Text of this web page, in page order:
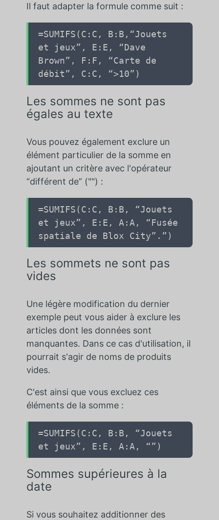
Il faut adapter la formule comme suit :
=SUMIFS(C:C , B:B , “Jouets
et jeux” , E:E ,
“Dave
Brown” , F:F ,
“Carte de
débit” , C:C , “>10” )
Les sommes ne sont pas
égales au texte
Vous pouvez également exclure un
élément particulier de la somme en
ajoutant un critère avec l'opérateur
“différent de” ("") :
=SUMIFS(C:C , B:B ,
“Jouets
et jeux” , E:E , A:A ,
“Fusée
spatiale de Blox City”.” )
Les sommets ne sont pas
vides
Une légère modification du dernier
exemple peut vous aider à exclure les
articles dont les données sont
manquantes. Dans ce cas d'utilisation, il
pourrait s'agir de noms de produits
vides.
C'est ainsi que vous excluez ces
éléments de la somme :
=SUMIFS(C:C , B:B ,
“Jouets
et jeux” , E:E , A:A , “” )
Sommes supérieures à la
date
Si vous souhaitez additionner des